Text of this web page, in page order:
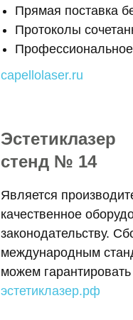
Прямая поставка
Протоколы
capellolaser.ru
Эстетиклазер
стенд № 14
Является
качественное
законодательству.
международным
можем
эстетиклазер.рф